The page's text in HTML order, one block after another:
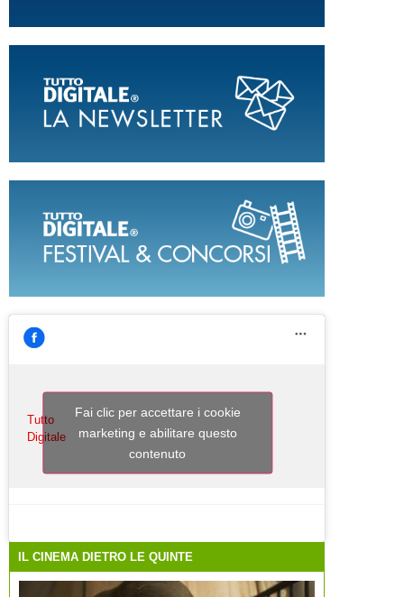
Tutto
Digitale
Fai clic per accettare i cookie
marketing e abilitare questo
contenuto
IL CINEMA DIETRO LE QUINTE